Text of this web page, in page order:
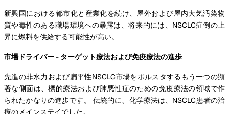
新興国における都市化と産業化を続け、屋外および屋内大気汚染物
質や毒性のある職場環境への暴露は、将来的には、NSCLC症例の上
昇に燃料を供給する可能性が高い。
市場ドライバー - ターゲット療法および免疫療法の進歩
先進の非水力および扁平性NSCLC市場をボルスタするもう一つの顕
著な側面は、標的療法および肺悪性症のための免疫療法の領域で作
られたかなりの進歩です。 伝統的に、化学療法は、NSCLC患者の治
療のメインステイでした。